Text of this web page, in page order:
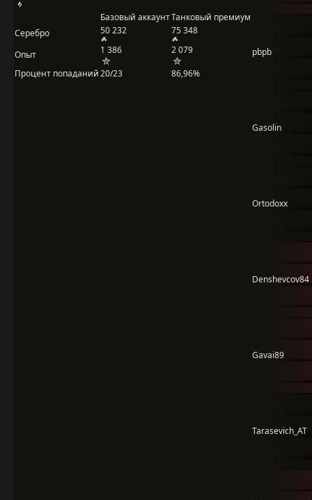
Базовый аккаунтТанковый премиум
Серебро
50 232 75 348
Опыт 1 386
2 079
Процент попаданий20/23 86,96%
pbpb
Gasolin
Ortodoxx
Denshevcov84
Gavai89
Tarasevich_AT